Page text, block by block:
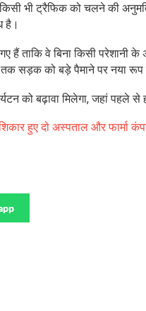
भी ट्रैफिक को चलने की अनुमति
है।
गए हैं ताकि वे बिना किसी
सड़क को बड़े पैमाने पर नया रूप
को बढ़ावा मिलेगा, जहां पहले
हुए दो अस्पताल और फार्मा